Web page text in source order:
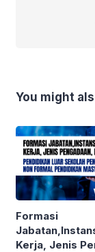
You might
Formasi
Kerja, Jenis